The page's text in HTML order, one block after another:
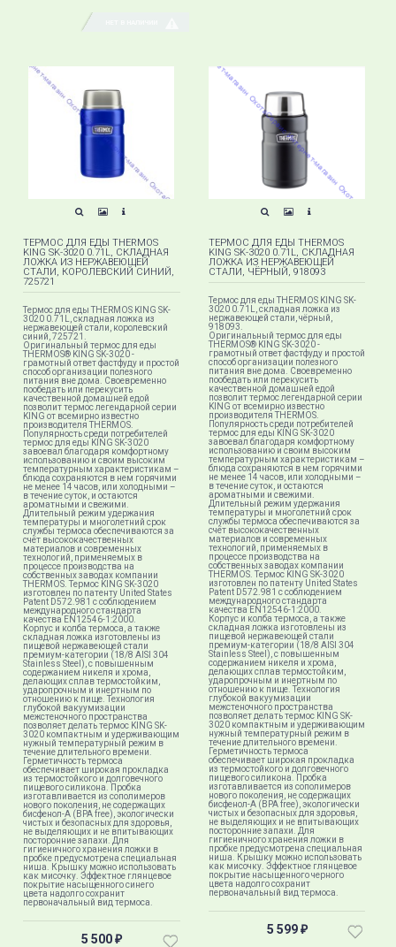
ТЕРМОС ДЛЯ ЕДЫ THERMOS
KING SK-3020 0.71L, СКЛАДНАЯ
ЛОЖКА ИЗ НЕРЖАВЕЮЩЕЙ
СТАЛИ, КОРОЛЕВСКИЙ СИНИЙ,
725721
Термос для еды THERMOS KING SK-
3020 0.71L, складная ложка из
нержавеющей стали, королевский
синий, 725721.
Оригинальный термос для еды
THERMOS® KING SK-3020 -
грамотный ответ фастфуду и простой
способ организации полезного
питания вне дома. Своевременно
пообедать или перекусить
качественной домашней едой
позволит термос легендарной серии
KING от всемирно известно
производителя THERMOS.
Популярность среди потребителей
термос для еды KING SK-3020
завоевал благодаря комфортному
использованию и своим высоким
температурным характеристикам –
блюда сохраняются в нем горячими
не менее 14 часов, или холодными –
в течение суток, и остаются
ароматными и свежими.
Длительный режим удержания
температуры и многолетний срок
службы термоса обеспечиваются за
счёт высококачественных
материалов и современных
технологий, применяемых в
процессе производства на
собственных заводах компании
THERMOS. Термос KING SK-3020
изготовлен по патенту United States
Patent D572.981 с соблюдением
международного стандарта
качества EN12546-1:2000.
Корпус и колба термоса, а также
складная ложка изготовлены из
пищевой нержавеющей стали
премиум-категории (18/8 AISI 304
Stainless Steel), с повышенным
содержанием никеля и хрома,
делающих сплав термостойким,
ударопрочным и инертным по
отношению к пище. Технология
глубокой вакуумизации
межстеночного пространства
позволяет делать термос KING SK-
3020 компактным и удерживающим
нужный температурный режим в
течение длительного времени.
Герметичность термоса
обеспечивает широкая прокладка
из термостойкого и долговечного
пищевого силикона. Пробка
изготавливается из сополимеров
нового поколения, не содержащих
бисфенол-А (BPA free), экологически
чистых и безопасных для здоровья,
не выделяющих и не впитывающих
посторонние запахи. Для
гигиеничного хранения ложки в
пробке предусмотрена специальная
ниша. Крышку можно использовать
как мисочку. Эффектное глянцевое
покрытие насыщенного синего
цвета надолго сохранит
первоначальный вид термоса.
5 500 ₽
ТЕРМОС ДЛЯ ЕДЫ THERMOS
KING SK-3020 0.71L, СКЛАДНАЯ
ЛОЖКА ИЗ НЕРЖАВЕЮЩЕЙ
СТАЛИ, ЧЁРНЫЙ, 918093
Термос для еды THERMOS KING SK-
3020 0.71L, складная ложка из
нержавеющей стали, чёрный​,
918093​.
Оригинальный термос для еды
THERMOS® KING SK-3020 -
грамотный ответ фастфуду и простой
способ организации полезного
питания вне дома. Своевременно
пообедать или перекусить
качественной домашней едой
позволит термос легендарной серии
KING от всемирно известно
производителя THERMOS.
Популярность среди потребителей
термос для еды KING SK-3020
завоевал благодаря комфортному
использованию и своим высоким
температурным характеристикам –
блюда сохраняются в нем горячими
не менее 14 часов, или холодными –
в течение суток, и остаются
ароматными и свежими.
Длительный режим удержания
температуры и многолетний срок
службы термоса обеспечиваются за
счёт высококачественных
материалов и современных
технологий, применяемых в
процессе производства на
собственных заводах компании
THERMOS. Термос KING SK-3020
изготовлен по патенту United States
Patent D572.981 с соблюдением
международного стандарта
качества EN12546-1:2000.
Корпус и колба термоса, а также
складная ложка изготовлены из
пищевой нержавеющей стали
премиум-категории (18/8 AISI 304
Stainless Steel), с повышенным
содержанием никеля и хрома,
делающих сплав термостойким,
ударопрочным и инертным по
отношению к пище. Технология
глубокой вакуумизации
межстеночного пространства
позволяет делать термос KING SK-
3020 компактным и удерживающим
нужный температурный режим в
течение длительного времени.
Герметичность термоса
обеспечивает широкая прокладка
из термостойкого и долговечного
пищевого силикона. Пробка
изготавливается из сополимеров
нового поколения, не содержащих
бисфенол-А (BPA free), экологически
чистых и безопасных для здоровья,
не выделяющих и не впитывающих
посторонние запахи. Для
гигиеничного хранения ложки в
пробке предусмотрена специальная
ниша. Крышку можно использовать
как мисочку. Эффектное глянцевое
покрытие насыщенного черного
цвета надолго сохранит
первоначальный вид термоса.
5 599 ₽